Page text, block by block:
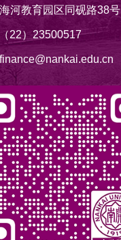
河教育园区同砚路38号
22）23500517